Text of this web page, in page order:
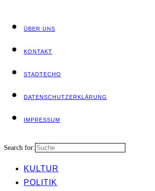
ÜBER UNS
KON­TAKT
STADT­ECHO
DATEN­SCHUTZ­ER­KLÄ­RUNG
IMPRES­SUM
Search for:
KUL­TUR
POLI­TIK